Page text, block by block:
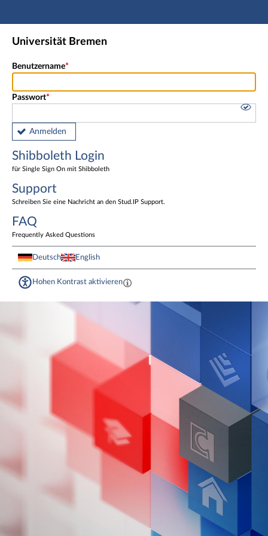
Hauptnavigation
Shibboleth Login
Universität Bremen
Benutzername
Passwort
Anmelden
Shibboleth Login
für Single Sign On mit Shibboleth
Support
Schreiben Sie eine Nachricht an den Stud.IP Support.
FAQ
Frequently Asked Questions
Deutsch English
Hohen Kontrast aktivieren